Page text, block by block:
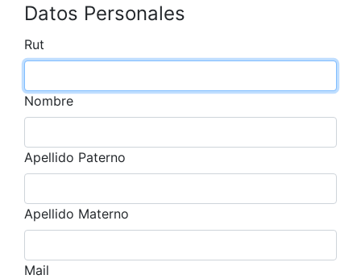
Datos Personales
Rut
Nombre
Apellido Paterno
Apellido Materno
Mail